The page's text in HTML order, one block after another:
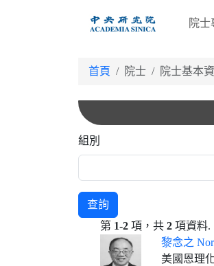
院士
首頁 院士 院士基本
組別
查詢
第 1-2 項，共 2 項資料.
黎念之
美國恩理